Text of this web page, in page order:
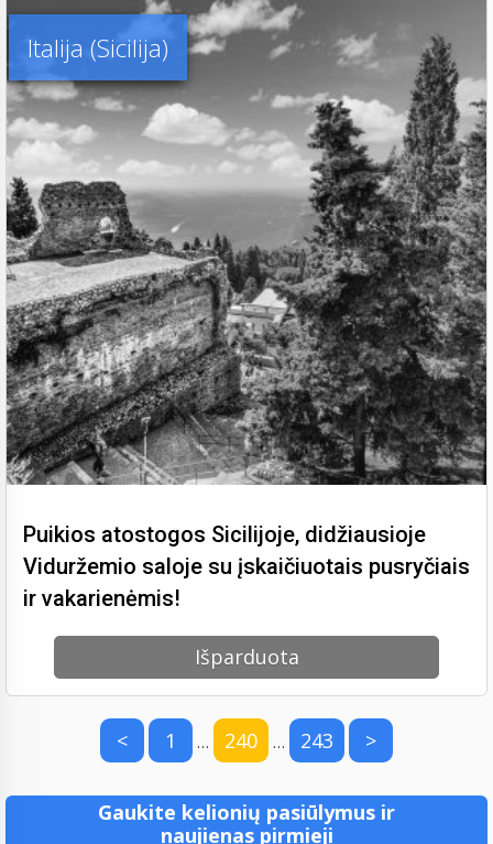
Italija (Sicilija)
Puikios atostogos Sicilijoje, didžiausioje
Viduržemio saloje su įskaičiuotais pusryčiais
ir vakarienėmis!
Išparduota
< 1 … 240 … 243 >
Gaukite kelionių pasiūlymus ir
naujienas pirmieji